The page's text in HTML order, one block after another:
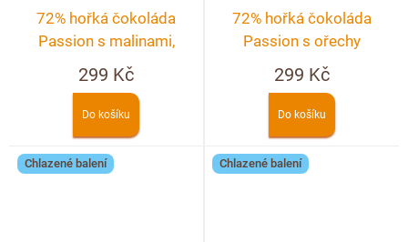
72% hořká čokoláda
Passion s malinami,
pistáciemi a pekanovými
ořechy
299 Kč
Do košíku
72% hořká čokoláda
Passion s ořechy
299 Kč
Do košíku
Chlazené balení Chlazené balení